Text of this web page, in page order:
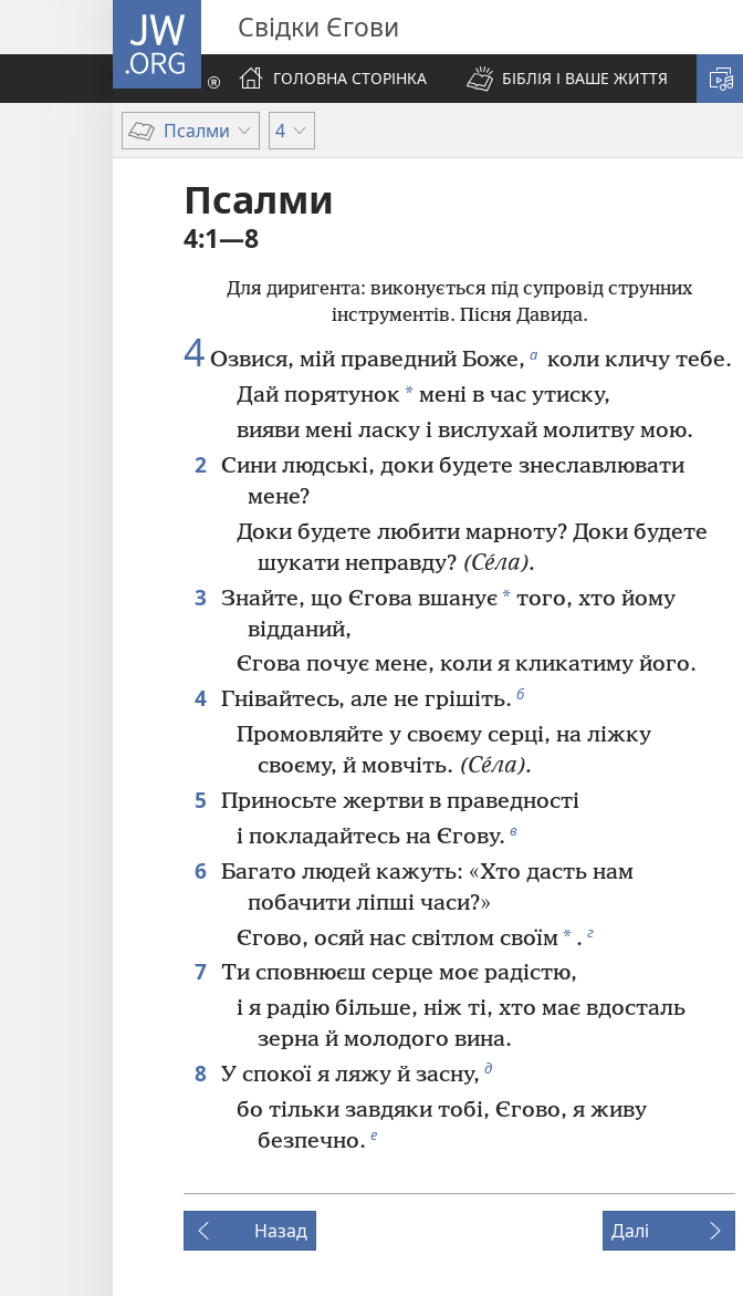
JW.ORG Свідки Єгови
ГОЛОВНА СТОРІНКА
БІБЛІЯ І ВАШЕ ЖИТТЯ
Псалми 4
Псалми
4:1—8
Для диригента: виконується під супровід струнних
інструментів. Пісня Давида.
4 Озвися, мій праведний Боже, а коли кличу тебе.
Дай порятунок * мені в час утиску,
вияви мені ласку і вислухай молитву мою.
2 Сини людські, доки будете знеславлювати
мене?
Доки будете любити марноту? Доки будете
шукати неправду? (Се́ла).
3 Знайте, що Єгова вшанує*того, хто йому
відданий,
Єгова почує мене, коли я кликатиму його.
4 Гнівайтесь, але не грішіть. б
Промовляйте у своєму серці, на ліжку
своєму, й мовчіть. (Се́ла).
5
Приносьте жертви в праведності
і покладайтесь на Єгову. в
6 Багато людей кажуть: «Хто дасть нам
побачити ліпші часи?»
Єгово, осяй нас світлом своїм* . г
7 Ти сповнюєш серце моє радістю,
і я радію більше, ніж ті, хто має вдосталь
зерна й молодого вина.
8 У спокої я ляжу й засну, д
бо тільки завдяки тобі, Єгово, я живу
безпечно. е
Назад Далі